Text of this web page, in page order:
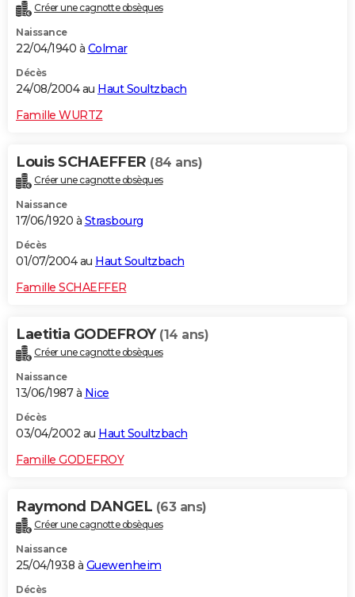
Créer une cagnotte obsèques
Naissance
22/04/1940 à Colmar
Décès
24/08/2004 au Haut Soultzbach
Famille WURTZ
Louis SCHAEFFER (84 ans)
Créer une cagnotte obsèques
Naissance
17/06/1920 à Strasbourg
Décès
01/07/2004 au Haut Soultzbach
Famille SCHAEFFER
Laetitia GODEFROY (14 ans)
Créer une cagnotte obsèques
Naissance
13/06/1987 à Nice
Décès
03/04/2002 au Haut Soultzbach
Famille GODEFROY
Raymond DANGEL (63 ans)
Créer une cagnotte obsèques
Naissance
25/04/1938 à Guewenheim
Décès